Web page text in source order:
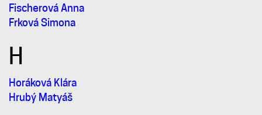
Fischerová Anna
Frková Simona
H
Horáková Klára
Hrubý Matyáš